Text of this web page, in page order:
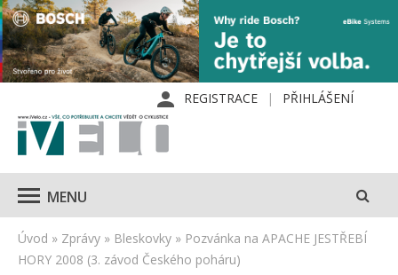
REGISTRACE PŘIHLÁŠENÍ
MENU
Úvod » Zprávy » Bleskovky » Pozvánka na APACHE JESTŘEBÍ
HORY 2008 (3. závod Českého poháru)